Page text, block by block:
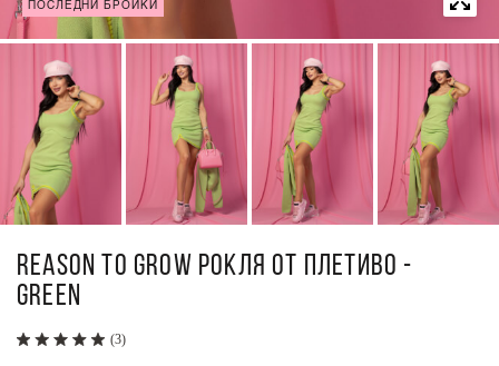
ПОСЛЕДНИ БРОЙКИ
REASON TO GROW РОКЛЯ ОТ ПЛЕТИВО -
GREEN
(3)